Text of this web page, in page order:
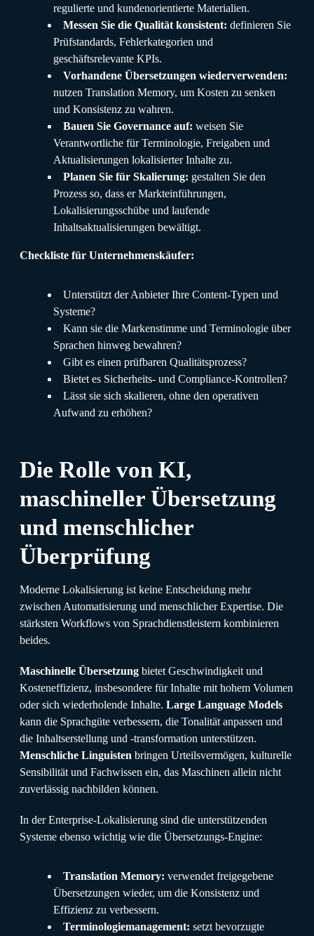
regulierte und kundenorientierte Materialien.
Messen Sie die Qualität konsistent: definieren Sie
Prüfstandards, Fehlerkategorien und
geschäftsrelevante KPIs.
Vorhandene Übersetzungen wiederverwenden:
nutzen Translation Memory, um Kosten zu senken
und Konsistenz zu wahren.
Bauen Sie Governance auf: weisen Sie
Verantwortliche für Terminologie, Freigaben und
Aktualisierungen lokalisierter Inhalte zu.
Planen Sie für Skalierung: gestalten Sie den
Prozess so, dass er Markteinführungen,
Lokalisierungsschübe und laufende
Inhaltsaktualisierungen bewältigt.
Checkliste für Unternehmenskäufer:
Unterstützt der Anbieter Ihre Content-Typen und
Systeme?
Kann sie die Markenstimme und Terminologie über
Sprachen hinweg bewahren?
Gibt es einen prüfbaren Qualitätsprozess?
Bietet es Sicherheits- und Compliance-Kontrollen?
Lässt sie sich skalieren, ohne den operativen
Aufwand zu erhöhen?
Die Rolle von KI,
maschineller Übersetzung
und menschlicher
Überprüfung
Moderne Lokalisierung ist keine Entscheidung mehr
zwischen Automatisierung und menschlicher Expertise. Die
stärksten Workflows von Sprachdienstleistern kombinieren
beides.
Maschinelle Übersetzung bietet Geschwindigkeit und
Kosteneffizienz, insbesondere für Inhalte mit hohem Volumen
oder sich wiederholende Inhalte. Large Language Models
kann die Sprachgüte verbessern, die Tonalität anpassen und
die Inhaltserstellung und -transformation unterstützen.
Menschliche Linguisten bringen Urteilsvermögen, kulturelle
Sensibilität und Fachwissen ein, das Maschinen allein nicht
zuverlässig nachbilden können.
In der Enterprise-Lokalisierung sind die unterstützenden
Systeme ebenso wichtig wie die Übersetzungs-Engine:
Translation Memory: verwendet freigegebene
Übersetzungen wieder, um die Konsistenz und
Effizienz zu verbessern.
Terminologiemanagement: setzt bevorzugte